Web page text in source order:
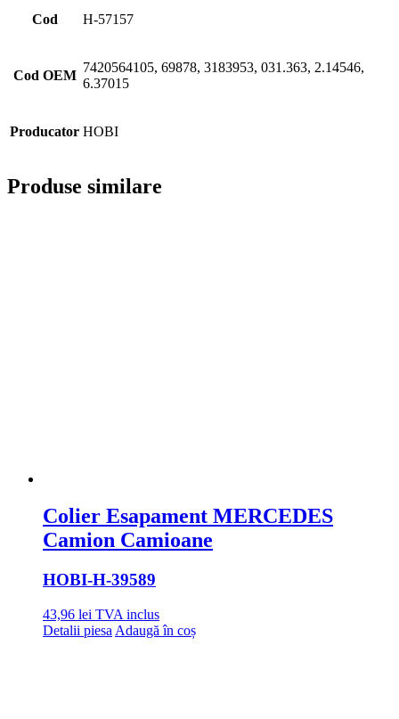
Cod H-57157
Cod OEM
7420564105, 69878, 3183953, 031.363, 2.14546,
6.37015
Producator HOBI
Produse similare
Colier Esapament MERCEDES
Camion Camioane
HOBI-H-39589
43,96 lei TVA inclus
Detalii piesa Adaugă în coș